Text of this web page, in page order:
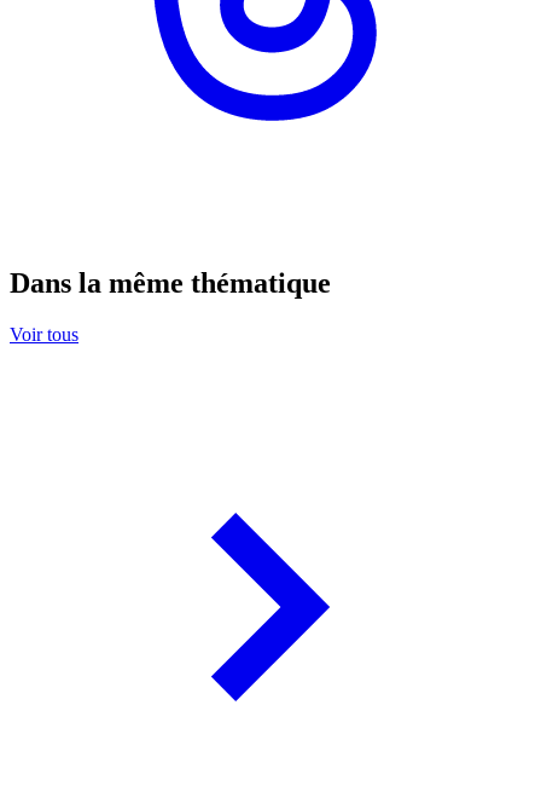
Dans la même thématique
Voir tous